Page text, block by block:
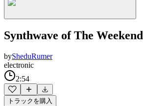
Synthwave of The Weekend
bySheduRumer
electronic
2:54
トラックを購入